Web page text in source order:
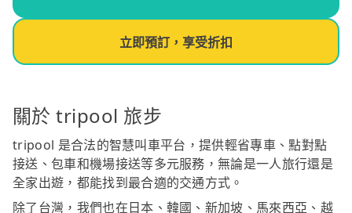
立即預訂，享受折扣
關於 tripool 旅步
tripool 是合法的智慧叫車平台，提供輕省專車、點對點
接送、包車和機場接送等多元服務，無論是一人旅行還是
全家出遊，都能找到最合適的交通方式。
除了台灣，我們也在日本、韓國、新加坡、馬來西亞、越